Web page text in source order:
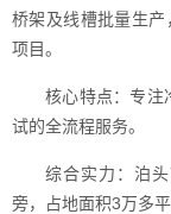
桥架及线槽批量生
项目。
核心特点：专注
试的全流程服务。
综合实力：泊
旁，占地面积3万多